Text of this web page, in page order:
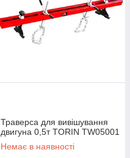
Траверса для вивішування
двигуна 0,5т TORIN TW05001
Немає в наявності